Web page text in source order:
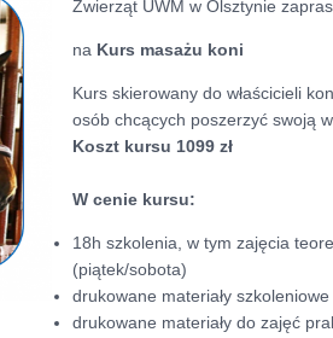
Zwierząt UWM w Olsztynie
na Kurs masażu koni
Kurs skierowany do właścicieli
osób chcących poszerzyć swoją
Koszt kursu 1099 zł
W cenie kursu:
18h szkolenia, w tym zajęcia
(piątek/sobota)
drukowane materiały szkoleniowe
drukowane materiały do zajęć